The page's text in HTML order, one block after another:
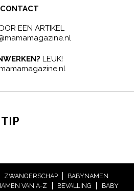
CONTACT
EEN ARTIKEL
LEUK!
ZWANGERSCHAP
BABYNAMEN
VAN A-Z BEVALLING
BABY